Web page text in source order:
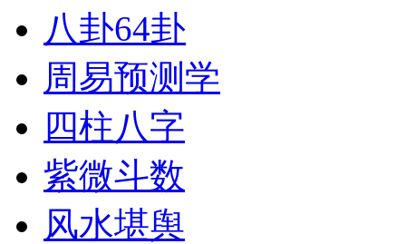
八卦64卦
周易预测学
四柱八字
紫微斗数
风水堪舆